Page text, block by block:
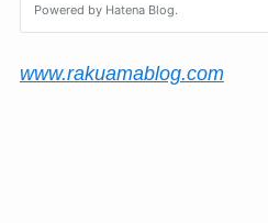
www.rakuamablog.com